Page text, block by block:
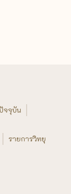
จจุบัน
รายการวิทยุ